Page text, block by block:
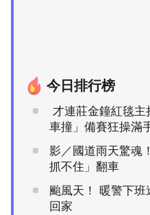
今日排行榜
車撞」備賽狂操滿
影／國道雨天驚魂
抓不住」翻車
颱風天！ 暖警下
回家